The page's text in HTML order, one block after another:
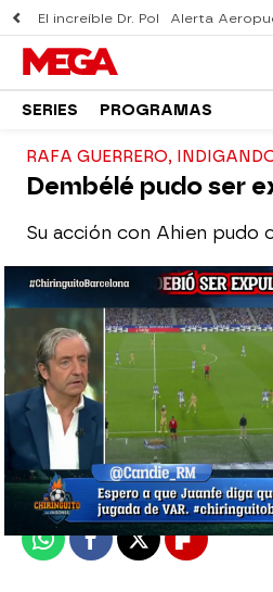
El increíble Dr. Pol Alerta
SERIES PROGRAMAS
RAFA GUERRERO,
Dembélé pudo ser
Su acción con Ahien pudo
El Chiringuito
Madrid
Publicado:22 de agosto de
WhatsappFacebook
X Flipboard